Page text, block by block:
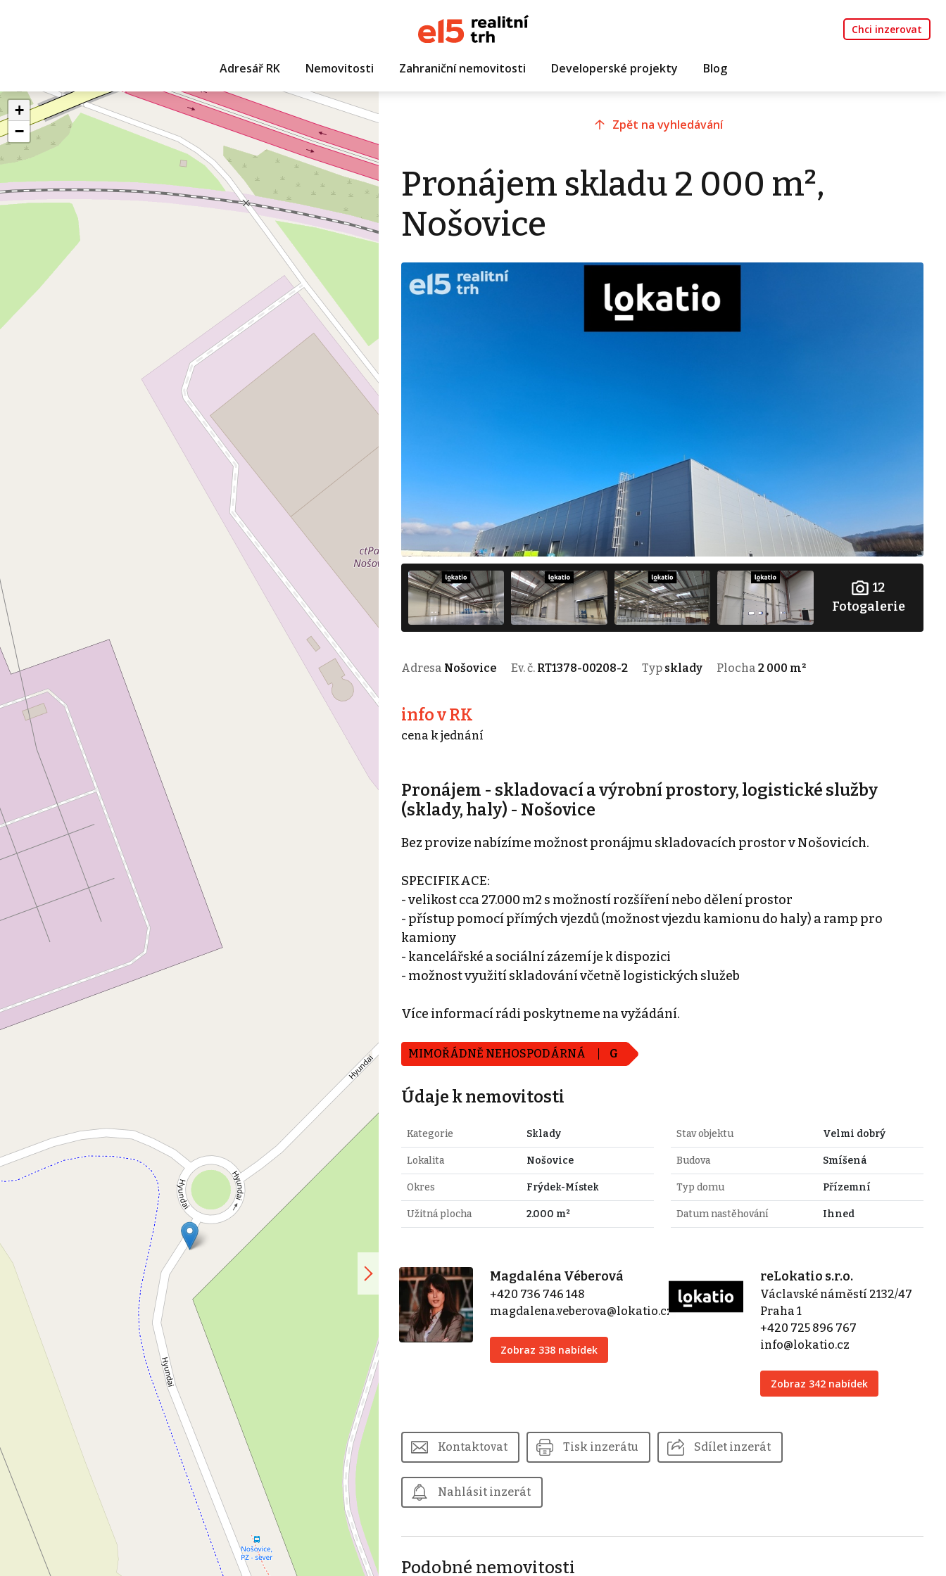
Chci inzerovat
Adresář RK Nemovitosti Zahraniční nemovitosti Developerské projekty Blog
+
−
Zpět na vyhledávání
Pronájem skladu 2 000 m²,
Nošovice
12
Fotogalerie
Adresa Nošovice Ev. č. RT1378-00208-2 Typ sklady Plocha 2 000 m²
info v RK
cena k jednání
Pronájem - skladovací a výrobní prostory, logistické služby
(sklady, haly) - Nošovice
Bez provize nabízíme možnost pronájmu skladovacích prostor v Nošovicích.
SPECIFIKACE:
- velikost cca 27.000 m2 s možností rozšíření nebo dělení prostor
- přístup pomocí přímých vjezdů (možnost vjezdu kamionu do haly) a ramp pro
kamiony
- kancelářské a sociální zázemí je k dispozici
- možnost využití skladování včetně logistických služeb
Více informací rádi poskytneme na vyžádání.
MIMOŘÁDNĚ NEHOSPODÁRNÁ G
Údaje k nemovitosti
Kategorie Sklady
Lokalita Nošovice
Okres Frýdek-Místek
Užitná plocha 2.000 m²
Stav objektu Velmi dobrý
Budova Smíšená
Typ domu Přízemní
Datum nastěhování Ihned
Magdaléna Véberová
+420 736 746 148
magdalena.veberova@lokatio.cz
Zobraz 338 nabídek
reLokatio s.r.o.
Václavské náměstí 2132/47
Praha 1
+420 725 896 767
info@lokatio.cz
Zobraz 342 nabídek
Kontaktovat Tisk inzerátu Sdílet inzerát
Nahlásit inzerát
Podobné nemovitosti